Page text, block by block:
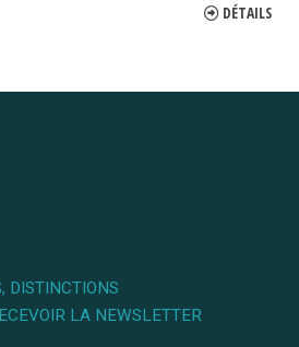
DÉTAILS
DISTINCTIONS
LA NEWSLETTER